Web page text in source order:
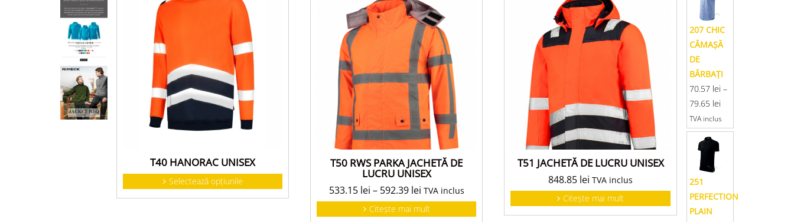
T40 HANORAC UNISEX
Selectează opțiunile
T50 RWS PARKA JACHETĂ DE
LUCRU UNISEX
533.15 lei – 592.39 lei TVA inclus
Citește mai mult
T51 JACHETĂ DE LUCRU UNISEX
848.85 lei TVA inclus
Citește mai mult
207 CHIC
CĂMAŞĂ
DE
BĂRBAŢI
70.57 lei –
79.65 lei
TVA inclus
251
PERFECTION
PLAIN